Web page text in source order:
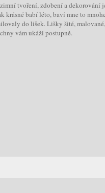
tvoření, zdobení a dekorování
krásné babí léto, baví mne to
do lišek. Lišky šité,
vám ukáži postupně.